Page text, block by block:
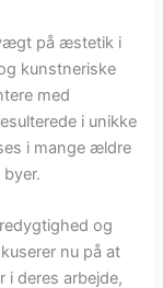
på æstetik i
kunstneriske
med
i unikke
i mange ældre
og
nu på at
i deres arbejde,